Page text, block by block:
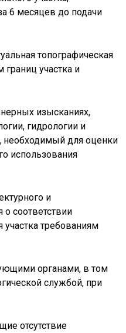
6 месяцев до подачи
топографическая
участка и
изысканиях,
гидрологии и
необходимый для оценки
использования
и
о соответствии
участка требованиям
органами, в том
службой, при
отсутствие